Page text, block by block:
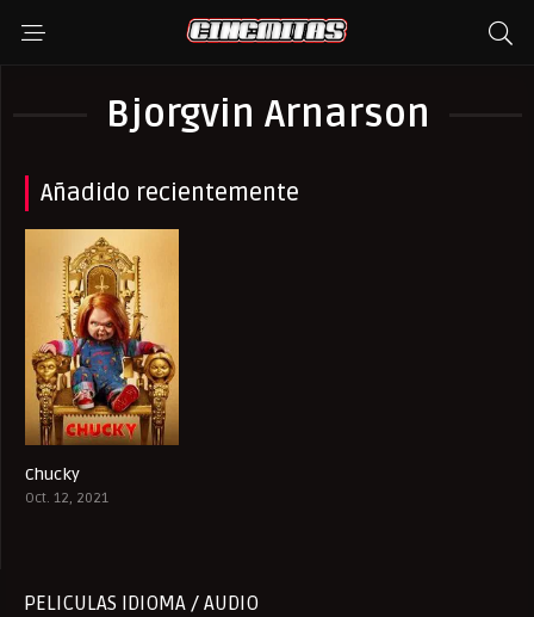
Bjorgvin Arnarson
Añadido recientemente
Chucky
Oct. 12, 2021
PELICULAS IDIOMA / AUDIO